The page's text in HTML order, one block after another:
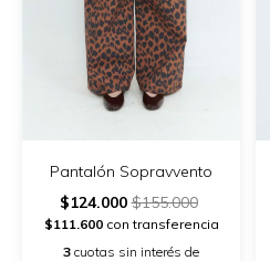
Pantalón Sopravvento
$124.000$155.000
$111.600con transferencia
3 cuotas sin interés de